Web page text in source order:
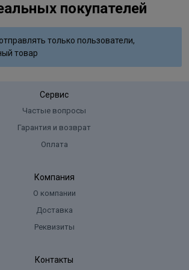
Sulfate, Lanolin Alcohol, Sodium Lauryl
Glycol Distearate, Sodium Cocoyl
m-Aminophenol, Tocopherol.
покупателей
только пользователи,
товар
Сервис
Частые вопросы
Гарантия и возврат
Оплата
Компания
О компании
Доставка
Реквизиты
Контакты